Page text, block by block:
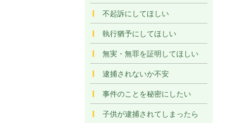
不起訴にしてほしい
執行猶予にしてほしい
無実・無罪を証明してほしい
逮捕されないか不安
事件のことを秘密にしたい
子供が逮捕されてしまったら